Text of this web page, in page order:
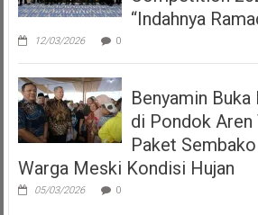
“Indahnya
12/03/2026 0
Benyamin Buka
di Pondok Aren
Paket
Warga Meski Kondisi Hujan
05/03/2026 0